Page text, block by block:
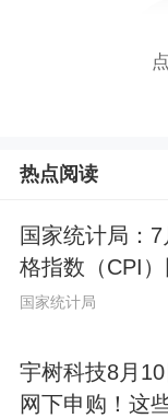
热点阅读
国家统计局：
格指数（CPI
国家统计局
宇树科技8月10
网下申购！这